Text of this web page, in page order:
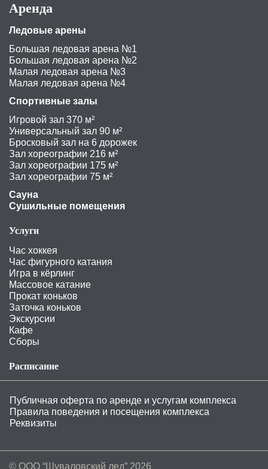
Аренда
Ледовые арены
Большая ледовая арена №1
Большая ледовая арена №2
Малая ледовая арена №3
Малая ледовая арена №4
Спортивные залы
Игровой зал 370 м²
Универсальный зал 90 м²
Бросковый зал на 6 дорожек
Зал хореографии 216 м²
Зал хореографии 175 м²
Зал хореографии 75 м²
Сауна
Сушильные помещения
Услуги
Час хоккея
Час фигурного катания
Игра в кёрлинг
Массовое катание
Прокат коньков
Заточка коньков
Экскурсии
Кафе
Сборы
Расписание
Публичная оферта по аренде и услугам комплекса
Правила поведения и посещения комплекса
Реквизиты
© ООО “Шуваловский лед” 2026